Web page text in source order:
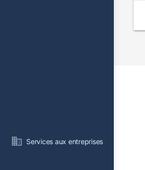
Services aux entreprises